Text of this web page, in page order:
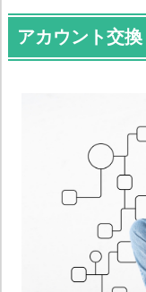
アカウント交